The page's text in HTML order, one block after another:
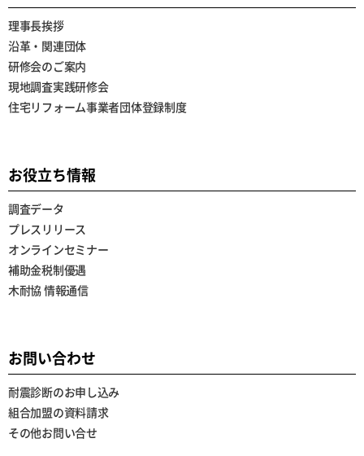
理事長挨拶
沿革・関連団体
研修会のご案内
現地調査実践研修会
住宅リフォーム事業者団体登録制度
お役立ち情報
調査データ
プレスリリース
オンラインセミナー
補助金税制優遇
木耐協 情報通信
お問い合わせ
耐震診断のお申し込み
組合加盟の資料請求
その他お問い合せ